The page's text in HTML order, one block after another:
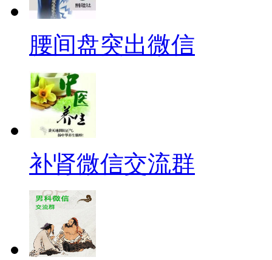
腰间盘突出微信
补肾微信交流群